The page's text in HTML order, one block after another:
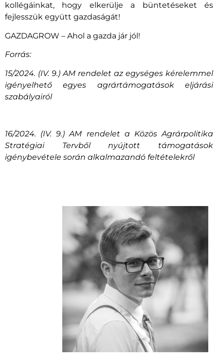
kollégáinkat, hogy elkerülje a büntetéseket és
fejlesszük együtt gazdaságát!
GAZDAGROW – Ahol a gazda jár jól!
Forrás:
15/2024. (IV. 9.) AM rendelet az egységes kérelemmel
igényelhető egyes agrártámogatások eljárási
szabályairól
16/2024. (IV. 9.) AM rendelet a Közös Agrárpolitika
Stratégiai Tervből nyújtott támogatások
igénybevétele során alkalmazandó feltételekről